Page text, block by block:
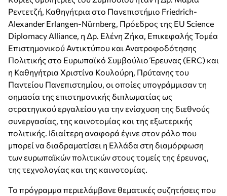
Ρεντετζή, Καθηγήτρια στο Πανεπιστήμιο Friedrich-
Alexander Erlangen-Nürnberg, Πρόεδρος της EU Science
Diplomacy Alliance, η Δρ. Ελένη Ζήκα, Επικεφαλής Τομέα
Επιστημονικού Αντικτύπου και Ανατροφοδότησης
Πολιτικής στο Ευρωπαϊκό Συμβούλιο Έρευνας (ERC) και
η Καθηγήτρια Χριστίνα Κουλούρη, Πρύτανης του
Παντείου Πανεπιστημίου, οι οποίες υπογράμμισαν τη
σημασία της επιστημονικής διπλωματίας ως
στρατηγικού εργαλείου για την ενίσχυση της διεθνούς
συνεργασίας, της καινοτομίας και της εξωτερικής
πολιτικής. Ιδιαίτερη αναφορά έγινε στον ρόλο που
μπορεί να διαδραματίσει η Ελλάδα στη διαμόρφωση
των ευρωπαϊκών πολιτικών στους τομείς της έρευνας,
της τεχνολογίας και της καινοτομίας.
Το πρόγραμμα περιελάμβανε θεματικές συζητήσεις που